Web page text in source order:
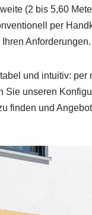
(2 bis 5,60
per
Anforderungen.
und intuitiv:
Sie unseren
finden und